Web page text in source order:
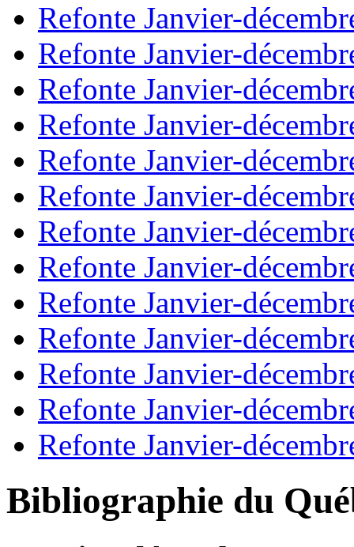
Refonte Janvier-
Refonte Janvier-
Refonte Janvier-
Refonte Janvier-
Refonte Janvier-
Refonte Janvier-
Refonte Janvier-
Refonte Janvier-
Refonte Janvier-
Refonte Janvier-
Refonte Janvier-
Refonte Janvier-
Refonte Janvier-
Bibliographie du